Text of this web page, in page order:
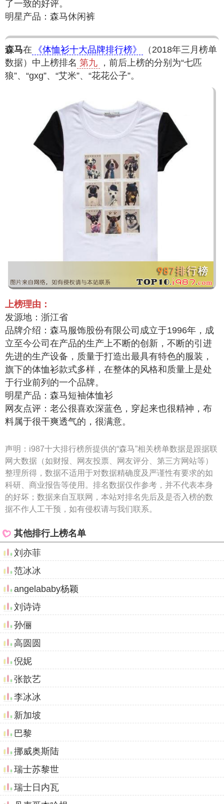
了一致的好评。
明星产品：森马休闲裤
森马在 《体恤衫十大品牌排行榜》
（2018年三月榜单
数据）中上榜排名 第九
，前后上榜的分别为“七匹
狼”、“gxg”、“艾米”、“花花公子”。
上榜理由：
发源地：浙江省
品牌介绍：森马服饰股份有限公司成立于1996年，成
立至今公司在产品的生产上不断的创新，不断的引进
先进的生产设备，质量于打造出最具有特色的服装，
旗下的体恤衫款式多样，在整体的风格和质量上是处
于行业前列的一个品牌。
明星产品：森马短袖体恤衫
网友点评：老公很喜欢深蓝色，穿起来也很精神，布
料属于很干爽透气的，很满意。
声明： i987十大排行榜所提供的“森马”相关榜单数据是跟据联
网大数据（如财报、网友投票、网友评分、第三方网站等）
整理所得，数据不适用于对数据精确度及严谨性有要求的如
科研、商业报告等使用。排名数据仅作参考，并不代表本身
的好坏；数据来自互联网，本站对排名先后及是否入榜的数
据不作人工干预，如有侵权请与我们联系。
其他排行上榜名单
刘亦菲
范冰冰
angelababy杨颖
刘诗诗
孙俪
高圆圆
倪妮
张歆艺
李冰冰
新加坡
巴黎
挪威奥斯陆
瑞士苏黎世
瑞士日内瓦